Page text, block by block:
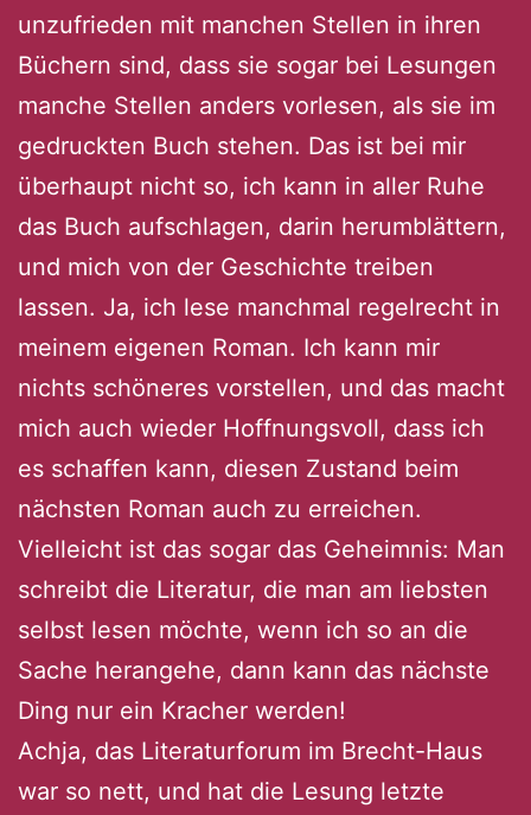
unzufrieden mit manchen Stellen in ihren
Büchern sind, dass sie sogar bei Lesungen
manche Stellen anders vorlesen, als sie im
gedruckten Buch stehen. Das ist bei mir
überhaupt nicht so, ich kann in aller Ruhe
das Buch aufschlagen, darin herumblättern,
und mich von der Geschichte treiben
lassen. Ja, ich lese manchmal regelrecht in
meinem eigenen Roman. Ich kann mir
nichts schöneres vorstellen, und das macht
mich auch wieder Hoffnungsvoll, dass ich
es schaffen kann, diesen Zustand beim
nächsten Roman auch zu erreichen.
Vielleicht ist das sogar das Geheimnis: Man
schreibt die Literatur, die man am liebsten
selbst lesen möchte, wenn ich so an die
Sache herangehe, dann kann das nächste
Ding nur ein Kracher werden!
Achja, das Literaturforum im Brecht-Haus
war so nett, und hat die Lesung letzte